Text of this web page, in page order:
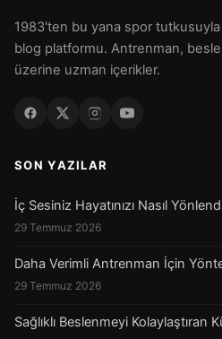
1983'ten bu yana spor tutkusuyla
blog platformu. Antrenman,
üzerine uzman içerikler.
SON YAZILAR
İç Sesiniz Hayatınızı Nasıl
29 Temmuz 2026
Daha Verimli Antrenman İçin
29 Temmuz 2026
Sağlıklı Beslenmeyi Kolaylaştıran